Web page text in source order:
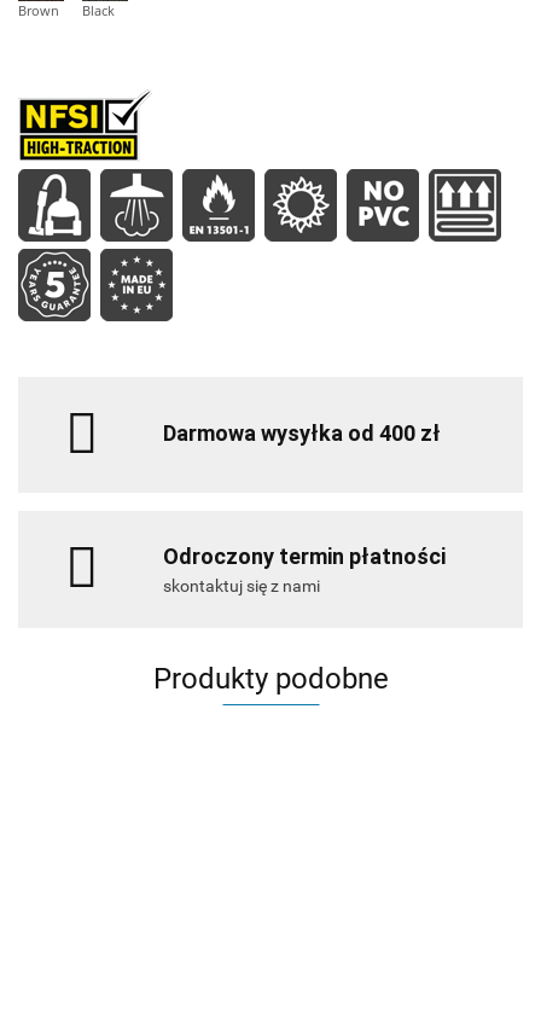
Brown Black
Darmowa wysyłka od 400 zł
Odroczony termin płatności
skontaktuj się z nami
Produkty podobne